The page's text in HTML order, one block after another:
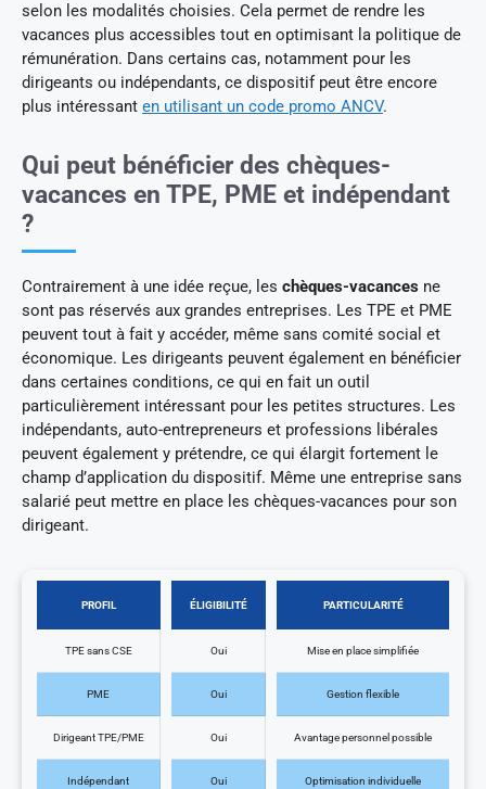
selon les modalités choisies. Cela permet de rendre les
vacances plus accessibles tout en optimisant la politique de
rémunération. Dans certains cas, notamment pour les
dirigeants ou indépendants, ce dispositif peut être encore
plus intéressant en utilisant un code promo ANCV.
Qui peut bénéficier des chèques-
vacances en TPE, PME et indépendant
?
Contrairement à une idée reçue, les chèques-vacances ne
sont pas réservés aux grandes entreprises. Les TPE et PME
peuvent tout à fait y accéder, même sans comité social et
économique. Les dirigeants peuvent également en bénéficier
dans certaines conditions, ce qui en fait un outil
particulièrement intéressant pour les petites structures. Les
indépendants, auto-entrepreneurs et professions libérales
peuvent également y prétendre, ce qui élargit fortement le
champ d’application du dispositif. Même une entreprise sans
salarié peut mettre en place les chèques-vacances pour son
dirigeant.
PROFIL ÉLIGIBILITÉ PARTICULARITÉ
TPE sans CSE Oui Mise en place simplifiée
PME Oui Gestion flexible
Dirigeant TPE/PME Oui Avantage personnel possible
Indépendant Oui Optimisation individuelle